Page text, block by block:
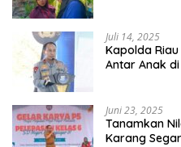
Juli 14, 2025
Kapolda
Antar Anak
Juni 23, 2025
Tanamkan
Karang